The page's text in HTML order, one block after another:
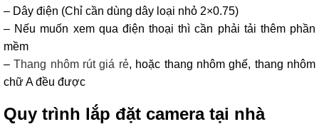
– Dây điện (Chỉ cần dùng dây loại nhỏ 2×0.75)
– Nếu muốn xem qua điện thoại thì cần phải tải thêm phần
mềm
–Thang nhôm rút giá rẻ, hoặc thang nhôm ghế, thang nhôm
chữ A đều được
Quy trình lắp đặt camera tại nhà